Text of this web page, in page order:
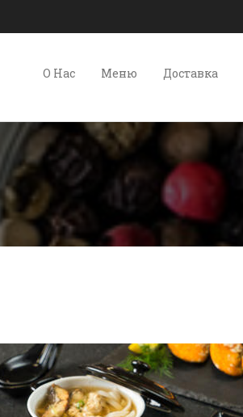
О Нас Меню Доставка